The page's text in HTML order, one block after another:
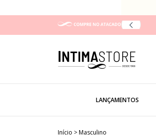
LANÇAMENTOS
Início >Masculino